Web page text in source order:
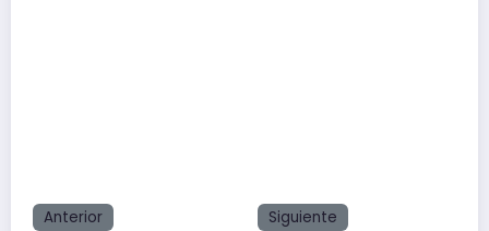
Anterior Siguiente